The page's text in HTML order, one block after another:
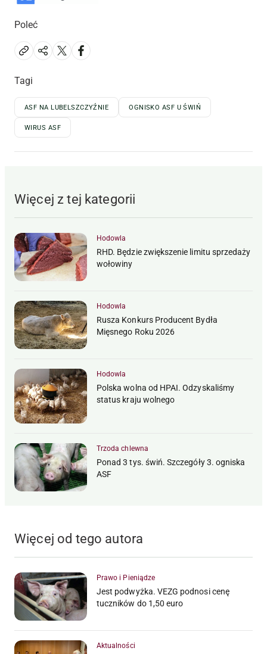
Poleć
Tagi
ASF NA LUBELSZCZYŹNIE OGNISKO ASF U ŚWIŃ
WIRUS ASF
Więcej z tej kategorii
Hodowla
RHD. Będzie zwiększenie limitu sprzedaży
wołowiny
Hodowla
Rusza Konkurs Producent Bydła
Mięsnego Roku 2026
Hodowla
Polska wolna od HPAI. Odzyskaliśmy
status kraju wolnego
Trzoda chlewna
Ponad 3 tys. świń. Szczegóły 3. ogniska
ASF
Więcej od tego autora
Prawo i Pieniądze
Jest podwyżka. VEZG podnosi cenę
tuczników do 1,50 euro
Aktualności